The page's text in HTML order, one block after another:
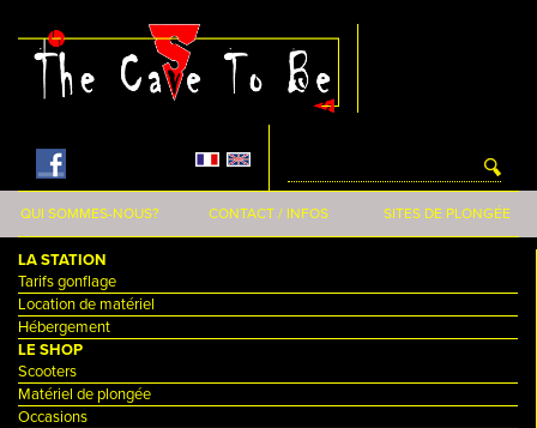
QUI SOMMES-NOUS? CONTACT / INFOS SITES DE PLONGÉE
LA STATION
Tarifs gonflage
Location de matériel
Hébergement
LE SHOP
Scooters
Matériel de plongée
Occasions